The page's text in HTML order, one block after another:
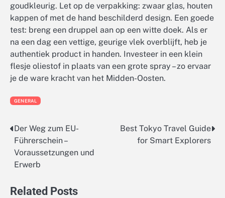
goudkleurig. Let op de verpakking: zwaar glas, houten
kappen of met de hand beschilderd design. Een goede
test: breng een druppel aan op een witte doek. Als er
na een dag een vettige, geurige vlek overblijft, heb je
authentiek product in handen. Investeer in een klein
flesje oliestof in plaats van een grote spray – zo ervaar
je de ware kracht van het Midden-Oosten.
GENERAL
Post
navigation
Der Weg zum EU-
Führerschein –
Voraussetzungen und
Erwerb
Best Tokyo Travel Guide
for Smart Explorers
Related Posts